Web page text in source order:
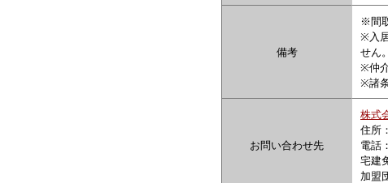
備考
※間
※入
せん。
※仲
※諸
お問い合わせ先
株式
住所
電話
宅建
加盟